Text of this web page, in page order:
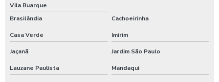
Empresa de fornecimento de refeições
Empresa de refeição coletiva
Empresa de refeição industrial
Vila Buarque
Brasilândia
Cachoeirinha
Casa Verde Imirim
Jaçanã Jardim São Paulo
Lauzane Paulista Mandaqui